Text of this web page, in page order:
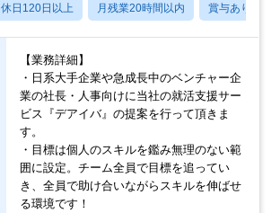
休日120日以上 月残業20時間以内 賞与あり
【業務詳細】
・日系大手企業や急成長中のベンチャー企
業の社長・人事向けに当社の就活支援サー
ビス『デアイバ』の提案を行って頂きま
す。
・目標は個人のスキルを鑑み無理のない範
囲に設定。チーム全員で目標を追ってい
き、全員で助け合いながらスキルを伸ばせ
る環境です！